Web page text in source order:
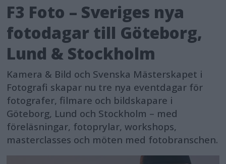
F3 Foto – Sveriges nya
fotodagar till Göteborg,
Lund & Stockholm
Kamera & Bild och Svenska Mästerskapet i
Fotografi skapar nu tre nya eventdagar för
fotografer, filmare och bildskapare i
Göteborg, Lund och Stockholm – med
föreläsningar, fotoprylar, workshops,
masterclasses och möten med fotobranschen.